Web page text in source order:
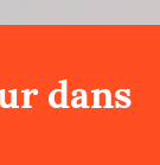
dans